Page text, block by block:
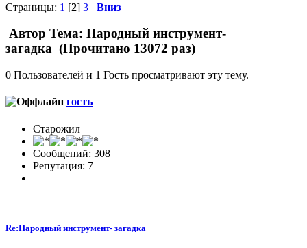
Страницы: 1 [2] 3 Вниз
Автор Тема: Народный инструмент-
загадка (Прочитано 13072 раз)
0 Пользователей и 1 Гость просматривают эту тему.
гость
Старожил
Сообщений: 308
Репутация: 7
Re:Народный инструмент- загадка